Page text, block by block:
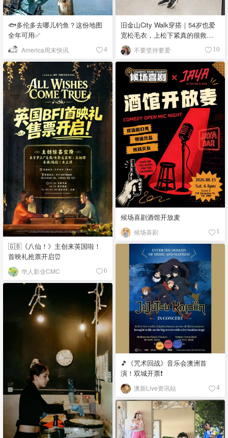
🐟多伦多去哪儿钓鱼？这份地图
全年可用✅
America周末快讯 4
旧金山City Walk穿搭｜54岁也爱
宽松毛衣，上松下紧真的很救比
例
不要坚持要爱 10
🇬🇧《八仙！》主创来英国啦！
首映礼抢票开启⏰
华人影业CMC 6
候场喜剧酒馆开放麦
候场喜剧 1
🎵《咒术回战》音乐会澳洲首
演！双城开票❗️
澳新Live资讯站 4